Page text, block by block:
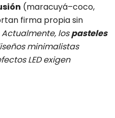
(maracuyá–coco,
firma propia sin
Actualmente, lospasteles
minimalistas
LED exigen